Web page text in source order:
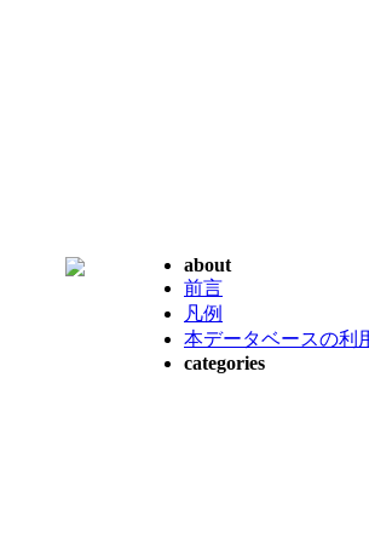
about
前言
凡例
本データベースの利
categories